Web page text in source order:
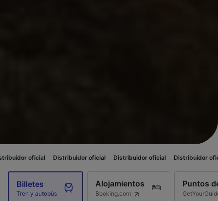
Distribuidor oficial Distribuidor oficial Distribuidor oficial
Billetes
Tren y autobús
Alojamientos
Booking.com
Puntos